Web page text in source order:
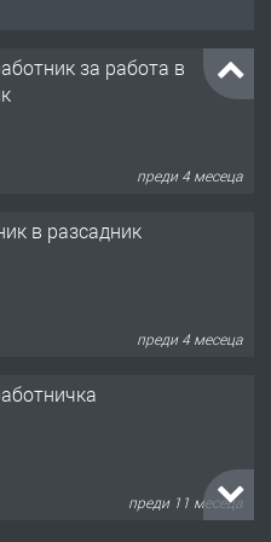
за работа в
преди 4 месеца
в разсадник
преди 4 месеца
преди 11 месеца